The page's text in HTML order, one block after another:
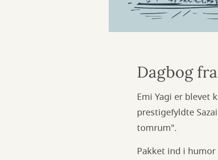
Dagbog
Emi Yagi er blevet
prestigefyldte
tomrum".
Pakket ind i